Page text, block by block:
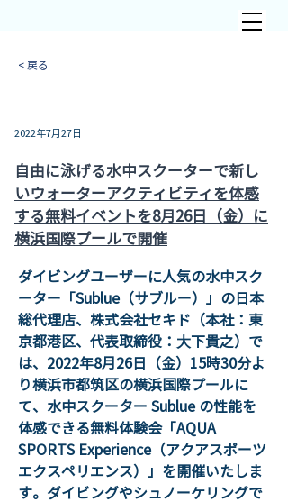
< 戻る
2022年7月27日
自由に泳げる水中スクーターで新し
いウォーターアクティビティを体感
する無料イベントを8月26日（金）に
横浜国際プールで開催
ダイビングユーザーに人気の水中スク
ーター「Sublue（サブルー）」の日本
総代理店、株式会社セキド（本社：東
京都港区、代表取締役：⼤下貴之）で
は、2022年8月26日（金）15時30分よ
り横浜市都筑区の横浜国際プールに
て、水中スクーター Sublue の性能を
体感できる無料体験会「AQUA
SPORTS Experience（アクアスポーツ
エクスペリエンス）」を開催いたしま
す。ダイビングやシュノーケリングで